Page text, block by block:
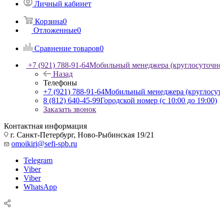
Личный кабинет
Корзина0
Отложенные0
Сравнение товаров0
+7 (921) 788-91-64Мобильный менеджера
Назад
Телефоны
+7 (921) 788-91-64Мобильный менеджера
8 (812) 640-45-99Городской номер (с 10:00 до 19:00)
Заказать звонок
Контактная информация
г. Санкт-Петербург, Ново-Рыбинская 19/21
omoikiri@sefi-spb.ru
Telegram
Viber
Viber
WhatsApp